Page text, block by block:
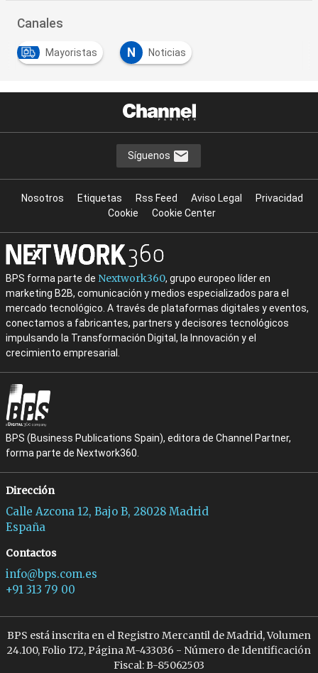
Canales
Mayoristas N Noticias
Síguenos
Nosotros Etiquetas Rss Feed Aviso Legal
Privacidad
Cookie
Cookie Center
BPS forma parte de Nextwork360, grupo europeo líder en
marketing B2B, comunicación y medios especializados para el
mercado tecnológico. A través de plataformas digitales y eventos,
conectamos a fabricantes, partners y decisores tecnológicos
impulsando la Transformación Digital, la Innovación y el
crecimiento empresarial.
BPS (Business Publications Spain), editora de Channel Partner,
forma parte de Nextwork360.
Dirección
Calle Azcona 12, Bajo B, 28028 Madrid
España
Contactos
info@bps.com.es
+91 313 79 00
BPS está inscrita en el Registro Mercantil de Madrid, Volumen
24.100, Folio 172, Página M-433036 - Número de Identificación
Fiscal: B-85062503